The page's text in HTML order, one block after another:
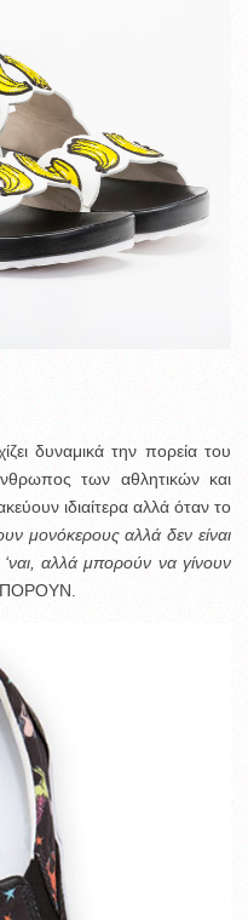
δυναμικά την πορεία του
των αθλητικών και
ιδιαίτερα αλλά όταν το
μονόκερους αλλά δεν είναι
αλλά μπορούν να γίνουν